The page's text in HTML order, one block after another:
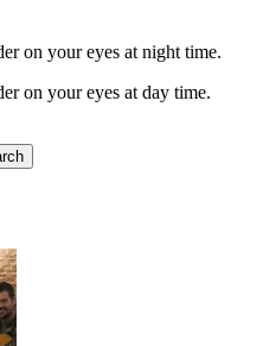
on your eyes at night time.
on your eyes at day time.